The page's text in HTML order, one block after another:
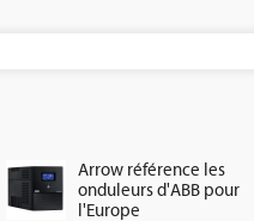
Arrow référence les
onduleurs d'ABB pour
l'Europe